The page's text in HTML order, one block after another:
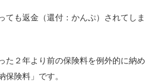
ても返金（還付：かんぷ）されてしま
た２年より前の保険料を例外的に納め
保険料」です。